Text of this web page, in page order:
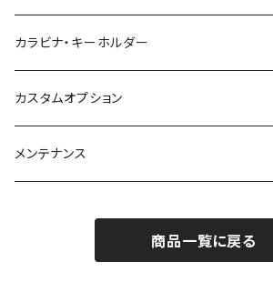
カラビナ・キーホルダー
カスタムオプション
メンテナンス
商品一覧に戻る